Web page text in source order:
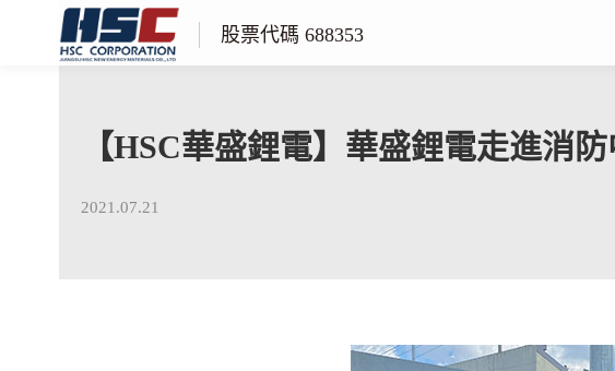
股票代碼 688353
【HSC華盛鋰電】華盛鋰電走進消
2021.07.21